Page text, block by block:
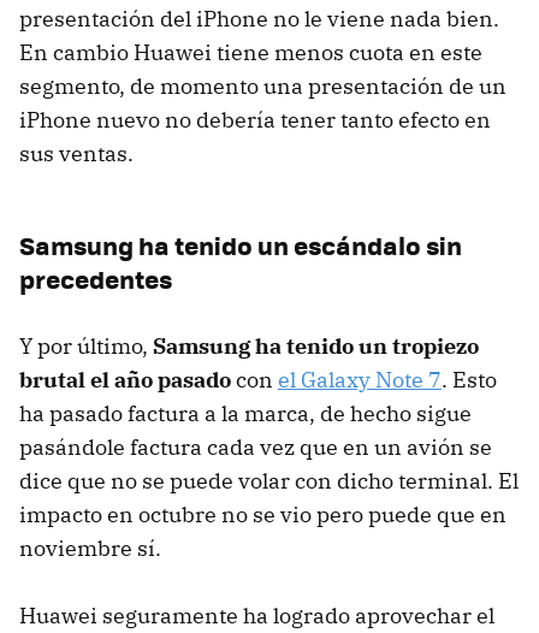
presentación del iPhone no le viene nada bien.
En cambio Huawei tiene menos cuota en este
segmento, de momento una presentación de un
iPhone nuevo no debería tener tanto efecto en
sus ventas.
Samsung ha tenido un escándalo sin
precedentes
Y por último, Samsung ha tenido un tropiezo
brutal el año pasadocon el Galaxy Note 7. Esto
ha pasado factura a la marca, de hecho sigue
pasándole factura cada vez que en un avión se
dice que no se puede volar con dicho terminal. El
impacto en octubre no se vio pero puede que en
noviembre sí.
Huawei seguramente ha logrado aprovechar el